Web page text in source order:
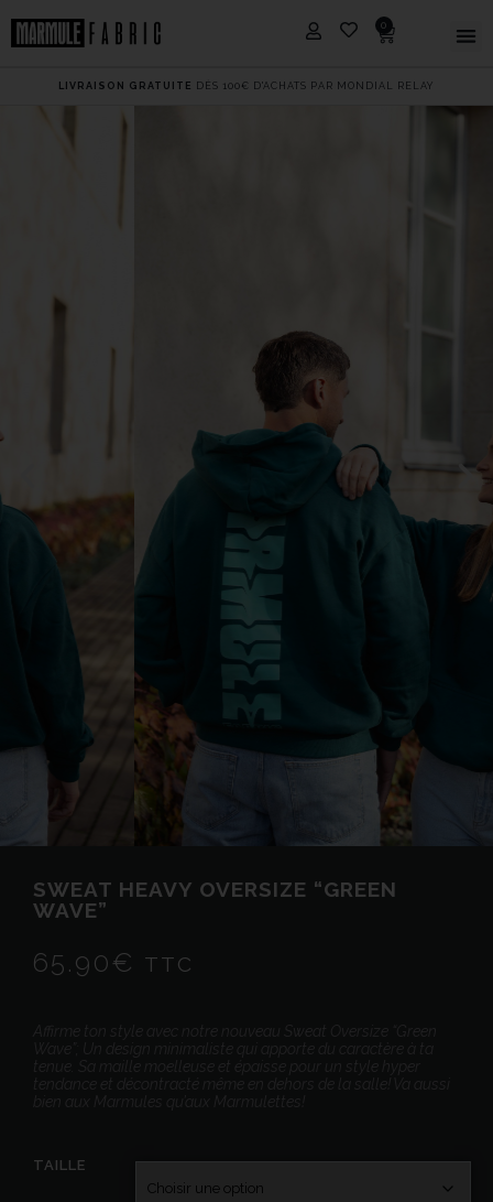
0
LIVRAISON GRATUITE DÈS 100€ D'ACHATS PAR MONDIAL RELAY
SWEAT HEAVY OVERSIZE “GREEN
WAVE”
65.90€ TTC
TAILLE